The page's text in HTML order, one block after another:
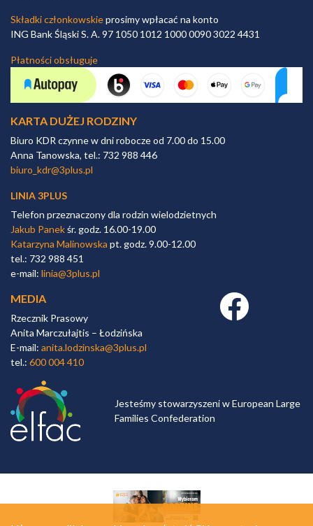
Składki członkowskieprosimy wpłacać na konto
ING Bank Śląski S. A. 97 1050 1012 1000 0090 3022 4431
Płatności obsługuje
KARTA DUŻEJ RODZINY
Biuro KDR czynne w dni robocze od 7.00 do 15.00
Anna Tanowska, tel.: 732 988 446
biuro_kdr@3plus.pl
LINIA 3PLUS
Telefon przeznaczony dla rodzin wielodzietnych
Jakub Panekśr. godz. 16.00-19.00
Katarzyna Malinowska pt. godz. 9.00-12.00
tel.: 732 988 451
e-mail: linia@3plus.pl
MEDIA
Rzecznik Prasowy
Anita Marczułajtis – Łodzińska
E-mail: anita.lodzinska@3plus.pl
tel.: 600 004 410
Facebook link
Jesteśmy stowarzyszeni w European Large
Families Confederation